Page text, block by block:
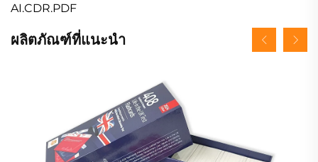
AI.CDR.PDF
ผลิตภัณฑ์ที่แนะนำ